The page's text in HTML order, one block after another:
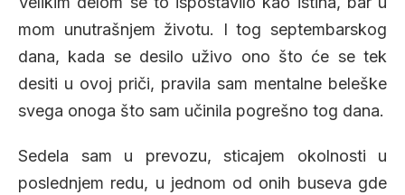
mom unutrašnjem životu. I tog septembarskog
dana, kada se desilo uživo ono što će se tek
desiti u ovoj priči, pravila sam mentalne beleške
svega onoga što sam učinila pogrešno tog dana.
Sedela sam u prevozu, sticajem okolnosti u
poslednjem redu, u jednom od onih buseva gde